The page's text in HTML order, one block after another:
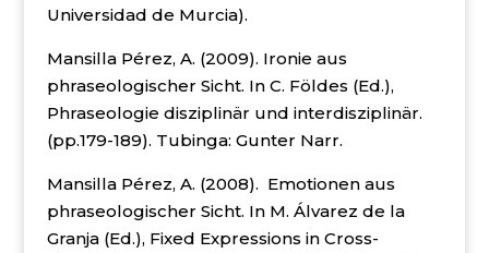
Universidad de Murcia).
Mansilla Pérez, A. (2009). Ironie aus
phraseologischer Sicht. In C. Földes (Ed.),
Phraseologie disziplinär und interdisziplinär.
(pp.179-189). Tubinga: Gunter Narr.
Mansilla Pérez, A. (2008). Emotionen aus
phraseologischer Sicht. In M. Álvarez de la
Granja (Ed.), Fixed Expressions in Cross-